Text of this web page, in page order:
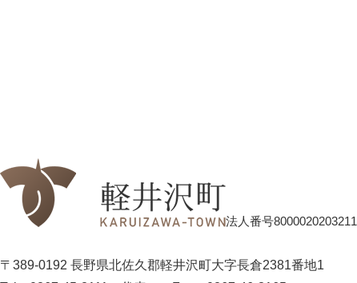
法人番号8000020203211
〒389-0192 長野県北佐久郡軽井沢町大字長倉2381番地1